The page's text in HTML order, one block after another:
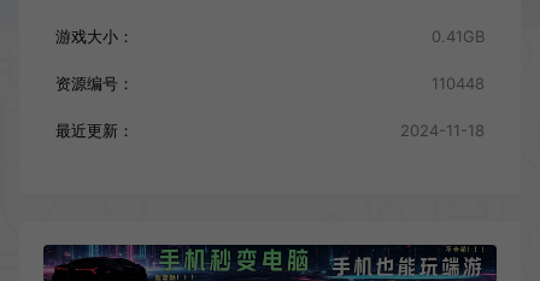
游戏大小： 0.41GB
资源编号： 110448
最近更新： 2024-11-18